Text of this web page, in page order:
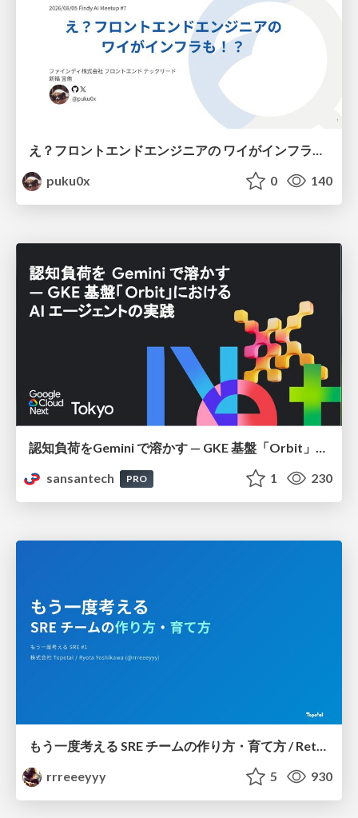
え？フロントエンドエンジニアの ワイがインフラも！？
puku0x
0 140
認知負荷をGemini で溶かす — GKE 基盤「Orbit」における AI エージェントの実践
sansantech
PRO 1 230
rrreeeyyy
5 930